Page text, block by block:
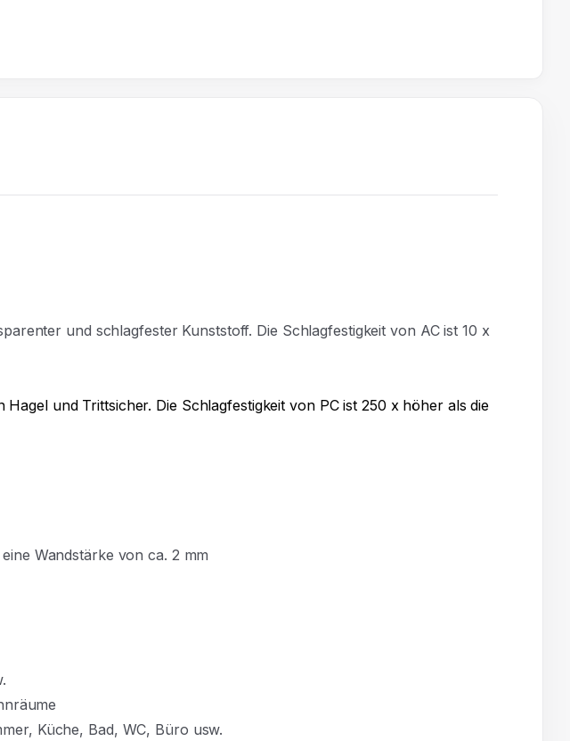
und schlagfester Kunststoff. Die Schlagfestigkeit von AC ist 10 x
und Trittsicher. Die Schlagfestigkeit von PC ist 250 x höher als die
Wandstärke von ca. 2 mm
Küche, Bad, WC, Büro usw.